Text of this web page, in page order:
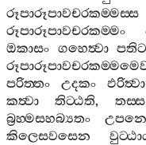
රූපාරූපාවචරකම‍්මස‍්ස
රූපාරූපාවචරකම‍්මං
ඔකාසං ගහෙත්‍වා
පරිත‍්තං
උදකං ඵරිත්‍වා
කත්‍වා
තිට‍්ඨති, තස‍්ස
බ්‍රහ‍්මසහබ්‍යතං
කිලෙසවසෙන